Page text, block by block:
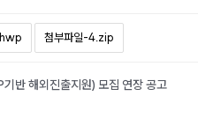
첨부파일-4.zip
반 해외진출지원) 모집 연장 공고